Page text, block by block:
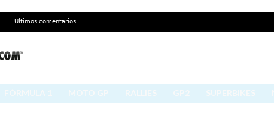
Últimos comentarios